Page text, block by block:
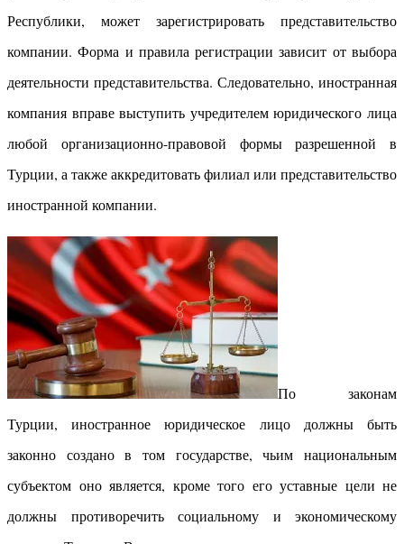
Республики, может зарегистрировать представительство
компании. Форма и правила регистрации зависит от выбора
деятельности представительства. Следовательно, иностранная
компания вправе выступить учредителем юридического лица
любой организационно-правовой формы разрешенной в
Турции, а также аккредитовать филиал или представительство
иностранной компании.
По законам
Турции, иностранное юридическое лицо должны быть
законно создано в том государстве, чьим национальным
субъектом оно является, кроме того его уставные цели не
должны противоречить социальному и экономическому